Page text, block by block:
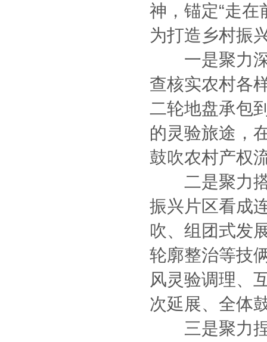
神，锚定“走
为打造乡村振
一是聚力深
查核实农村各
二轮地盘承包
的灵验旅途，
鼓吹农村产权
二是聚力搭
振兴片区看成
吹、组团式发
轮廓整治等技
风灵验调理、
次延展、全体
三是聚力捏